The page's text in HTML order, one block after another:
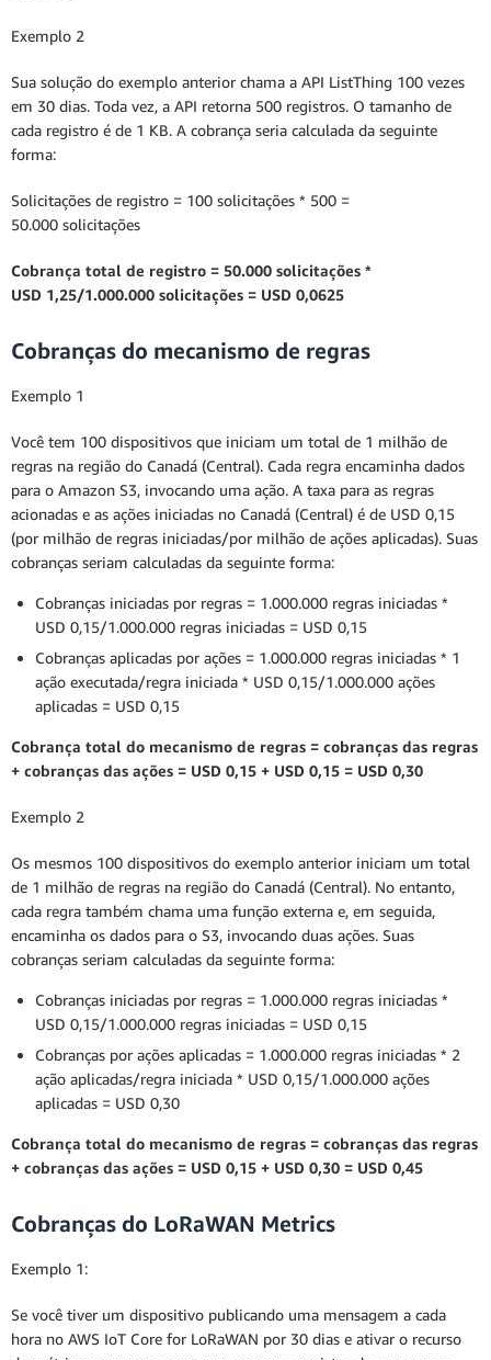
Exemplo 2
Sua solução do exemplo anterior chama a API ListThing 100 vezes
em 30 dias. Toda vez, a API retorna 500 registros. O tamanho de
cada registro é de 1 KB. A cobrança seria calculada da seguinte
forma:
Solicitações de registro = 100 solicitações * 500 =
50.000 solicitações
Cobrança total de registro = 50.000 solicitações *
USD 1,25/1.000.000 solicitações = USD 0,0625
Cobranças do mecanismo de regras
Exemplo 1
Você tem 100 dispositivos que iniciam um total de 1 milhão de
regras na região do Canadá (Central). Cada regra encaminha dados
para o Amazon S3, invocando uma ação. A taxa para as regras
acionadas e as ações iniciadas no Canadá (Central) é de USD 0,15
(por milhão de regras iniciadas/por milhão de ações aplicadas). Suas
cobranças seriam calculadas da seguinte forma:
Cobranças iniciadas por regras = 1.000.000 regras iniciadas *
USD 0,15/1.000.000 regras iniciadas = USD 0,15
Cobranças aplicadas por ações = 1.000.000 regras iniciadas * 1
ação executada/regra iniciada * USD 0,15/1.000.000 ações
aplicadas = USD 0,15
Cobrança total do mecanismo de regras = cobranças das regras
+ cobranças das ações = USD 0,15 + USD 0,15 = USD 0,30
Exemplo 2
Os mesmos 100 dispositivos do exemplo anterior iniciam um total
de 1 milhão de regras na região do Canadá (Central). No entanto,
cada regra também chama uma função externa e, em seguida,
encaminha os dados para o S3, invocando duas ações. Suas
cobranças seriam calculadas da seguinte forma:
Cobranças iniciadas por regras = 1.000.000 regras iniciadas *
USD 0,15/1.000.000 regras iniciadas = USD 0,15
Cobranças por ações aplicadas = 1.000.000 regras iniciadas * 2
ação aplicadas/regra iniciada * USD 0,15/1.000.000 ações
aplicadas = USD 0,30
Cobrança total do mecanismo de regras = cobranças das regras
+ cobranças das ações = USD 0,15 + USD 0,30 = USD 0,45
Cobranças do LoRaWAN Metrics
Exemplo 1:
Se você tiver um dispositivo publicando uma mensagem a cada
hora no AWS IoT Core for LoRaWAN por 30 dias e ativar o recurso